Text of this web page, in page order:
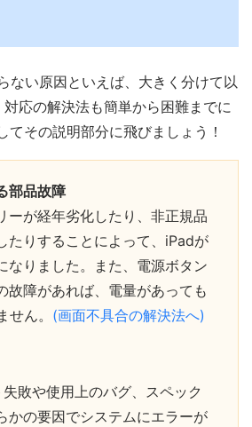
ない原因といえば、大きく分けて以
応の解決法も簡単から困難までに
てその説明部分に飛びましょう！
部品故障
ーが経年劣化したり、非正規品
たりすることによって、iPadが
なりました。また、電源ボタン
故障があれば、電量があっても
ん。 (画面不具合の解決法へ)
敗や使用上のバグ、スペック
かの要因でシステムにエラーが